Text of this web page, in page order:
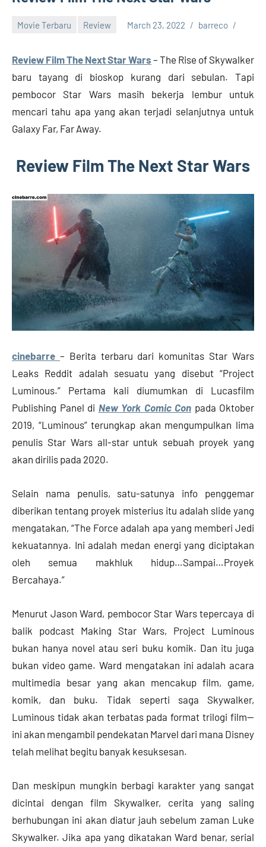
Rilis,
Film
Movie Terbaru Review March 23, 2022 barreco
Review Film The Next Star Wars – The Rise of Skywalker
baru tayang di bioskop kurang dari sebulan. Tapi
pembocor Star Wars masih bekerja lembur untuk
mencari tahu apa yang akan terjadi selanjutnya untuk
Galaxy Far, Far Away.
Review Film The Next Star Wars
cinebarre – Berita terbaru dari komunitas Star Wars
Leaks Reddit adalah sesuatu yang disebut “Project
Luminous.” Pertama kali diumumkan di Lucasfilm
Publishing Panel di New York Comic Con pada Oktober
2019, “Luminous” terungkap akan mengumpulkan lima
penulis Star Wars all-star untuk sebuah proyek yang
akan dirilis pada 2020.
Selain nama penulis, satu-satunya info penggemar
diberikan tentang proyek misterius itu adalah slide yang
mengatakan, “The Force adalah apa yang memberi Jedi
kekuatannya. Ini adalah medan energi yang diciptakan
oleh semua makhluk hidup…Sampai…Proyek
Bercahaya.”
Menurut Jason Ward, pembocor Star Wars tepercaya di
balik podcast Making Star Wars, Project Luminous
bukan hanya novel atau seri buku komik. Dan itu juga
bukan video game. Ward mengatakan ini adalah acara
multimedia besar yang akan mencakup film, game,
komik, dan buku. Tidak seperti saga Skywalker,
Luminous tidak akan terbatas pada format trilogi film—
ini akan mengambil pendekatan Marvel dari mana Disney
telah melihat begitu banyak kesuksesan.
Dan meskipun mungkin berbagi karakter yang sangat
dicintai dengan film Skywalker, cerita yang saling
berhubungan ini akan diatur jauh sebelum zaman Luke
Skywalker. Jika apa yang dikatakan Ward benar, serial